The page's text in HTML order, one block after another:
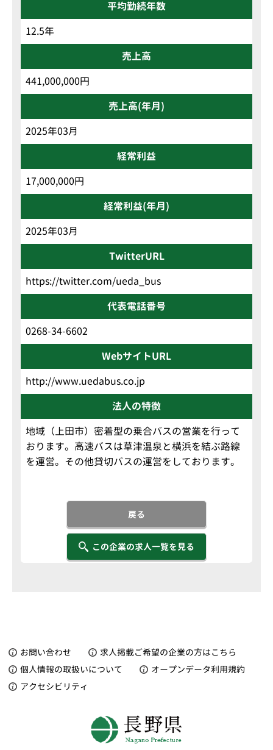
平均勤続年数
12.5年
売上高
441,000,000円
売上高(年月)
2025年03月
経常利益
17,000,000円
経常利益(年月)
2025年03月
TwitterURL
https://twitter.com/ueda_bus
代表電話番号
0268-34-6602
WebサイトURL
http://www.uedabus.co.jp
法人の特徴
地域（上田市）密着型の乗合バスの営業を行って
おります。高速バスは草津温泉と横浜を結ぶ路線
を運営。その他貸切バスの運営をしております。
戻る
この企業の求人一覧を見る
お問い合わせ
求人掲載ご希望の企業の方はこちら
個人情報の取扱いについて
オープンデータ利用規約
アクセシビリティ